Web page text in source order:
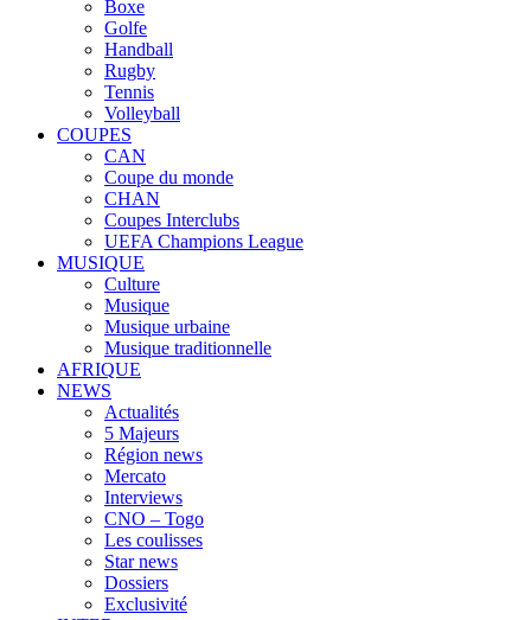
Boxe
Golfe
Handball
Rugby
Tennis
Volleyball
COUPES
CAN
Coupe du monde
CHAN
Coupes Interclubs
UEFA Champions League
MUSIQUE
Culture
Musique
Musique urbaine
Musique traditionnelle
AFRIQUE
NEWS
Actualités
5 Majeurs
Région news
Mercato
Interviews
CNO – Togo
Les coulisses
Star news
Dossiers
Exclusivité